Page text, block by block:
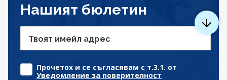
Нашият бюлетин
Твоят имейл адрес
Прочетох и се съгласявам с т.3.1. от
Уведомление за поверителност